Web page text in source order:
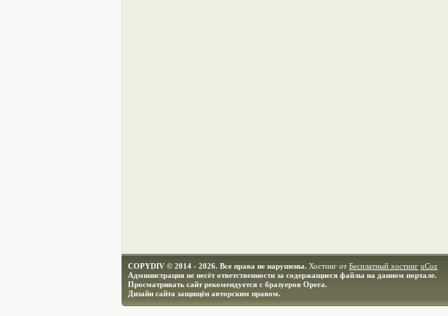
COPYDIV © 2014 - 2026. Все права не нарушены. Хостинг от Бесплатный хостинг uCoz
Администрация не несёт ответственности за содержащиеся файлы на данном портале.
Просматривать сайт рекомендуется с бразуеров Opera.
Дизайн сайта защищён авторским правом.